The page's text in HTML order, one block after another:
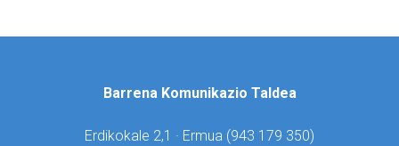
Barrena Komunikazio Taldea
Erdikokale 2,1 · Ermua (943 179 350)